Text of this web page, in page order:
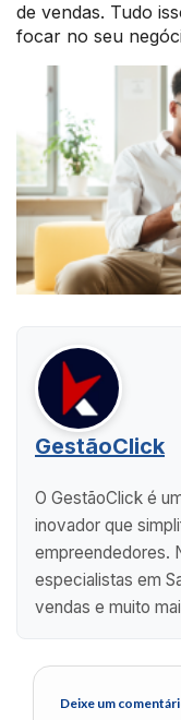
de vendas. Tudo
focar no seu
GestãoClick
O GestãoClick é
inovador que
empreendedores.
especialistas em
vendas e muito
Deixe um